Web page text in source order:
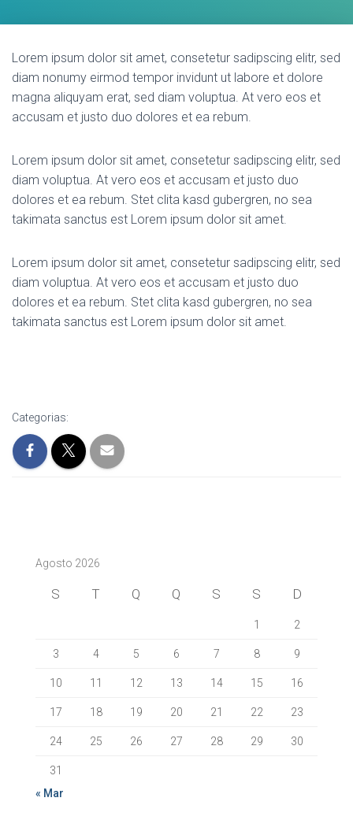
Lorem ipsum dolor sit amet, consetetur sadipscing elitr, sed
diam nonumy eirmod tempor invidunt ut labore et dolore
magna aliquyam erat, sed diam voluptua. At vero eos et
accusam et justo duo dolores et ea rebum.
Lorem ipsum dolor sit amet, consetetur sadipscing elitr, sed
diam voluptua. At vero eos et accusam et justo duo
dolores et ea rebum. Stet clita kasd gubergren, no sea
takimata sanctus est Lorem ipsum dolor sit amet.
Lorem ipsum dolor sit amet, consetetur sadipscing elitr, sed
diam voluptua. At vero eos et accusam et justo duo
dolores et ea rebum. Stet clita kasd gubergren, no sea
takimata sanctus est Lorem ipsum dolor sit amet.
Categorias:
Agosto 2026
S T Q Q S S D
1 2
3 4 5 6 7 8 9
10 11 12 13 14 15 16
17 18 19 20 21 22 23
24 25 26 27 28 29 30
31
« Mar